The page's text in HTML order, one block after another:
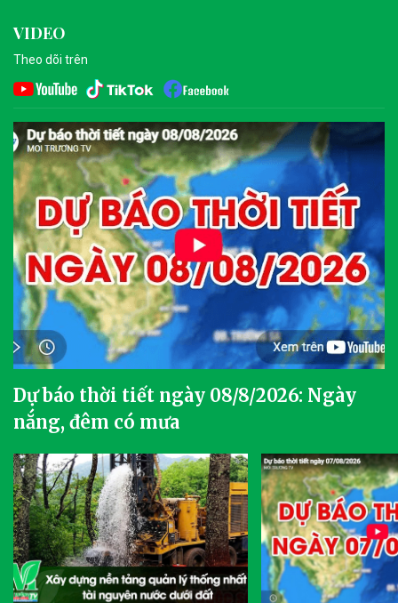
VIDEO
Theo dõi trên
Dự báo thời tiết ngày 08/8/2026: Ngày
nắng, đêm có mưa